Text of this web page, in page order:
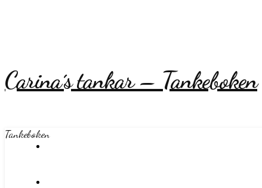
Carina´s tankar – Tankeboken
Tankeboken